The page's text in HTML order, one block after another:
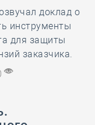
доклад о
инструменты
для защиты
заказчика.